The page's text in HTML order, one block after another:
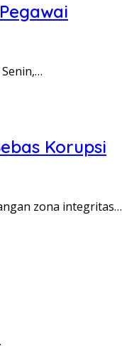
Korupsi
zona integritas…